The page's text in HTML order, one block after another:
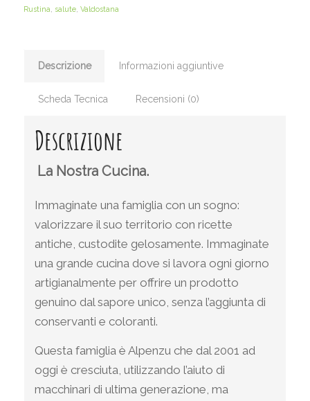
Rustina, salute, Valdostana
Descrizione Informazioni aggiuntive
Scheda Tecnica Recensioni (0)
Descrizione
La Nostra Cucina.
Immaginate una famiglia con un sogno:
valorizzare il suo territorio con ricette
antiche, custodite gelosamente. Immaginate
una grande cucina dove si lavora ogni giorno
artigianalmente per offrire un prodotto
genuino dal sapore unico, senza l’aggiunta di
conservanti e coloranti.
Questa famiglia è Alpenzu che dal 2001 ad
oggi è cresciuta, utilizzando l’aiuto di
macchinari di ultima generazione, ma